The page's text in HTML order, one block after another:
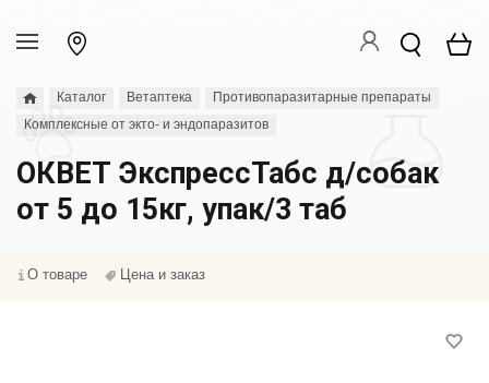
Каталог Ветаптека
Противопаразитарные препараты
Комплексные от экто- и эндопаразитов
ОКВЕТ ЭкспрессТабс д/собак
от 5 до 15кг, упак/3 таб
О товаре Цена и заказ